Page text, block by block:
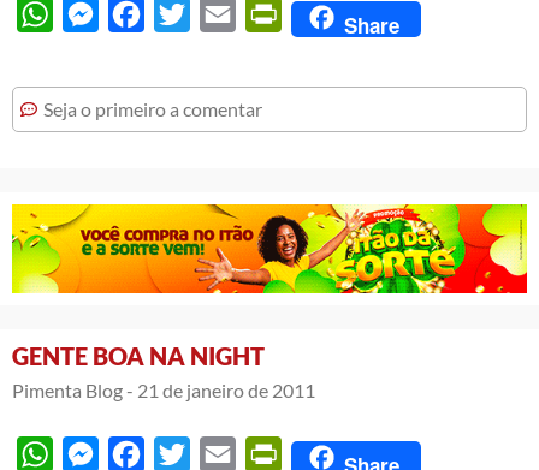
WhatsAppMessengerFacebook
Twitter Email PrintFriendly
Share
Seja o primeiro a comentar
GENTE BOA NA NIGHT
Pimenta Blog - 21 de janeiro de 2011
WhatsAppMessengerFacebook
Twitter Email PrintFriendly